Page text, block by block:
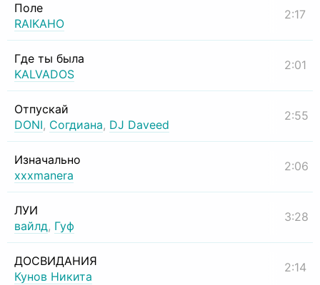
Поле
RAIKAHO
2:17
Где ты была
KALVADOS
2:01
Отпускай
DONI, Согдиана, DJ Daveed
2:55
Изначально
xxxmanera
2:06
ЛУИ
вайлд, Гуф
3:28
ДОСВИДАНИЯ
Кунов Никита
2:14